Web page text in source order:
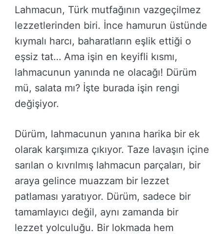
Lahmacun, Türk mutfağının vazgeçilmez
lezzetlerinden biri. İnce hamurun üstünde
kıymalı harcı, baharatların eşlik ettiği o
eşsiz tat… Ama işin en keyifli kısmı,
lahmacunun yanında ne olacağı! Dürüm
mü, salata mı? İşte burada işin rengi
değişiyor.
Dürüm, lahmacunun yanına harika bir ek
olarak karşımıza çıkıyor. Taze lavaşın içine
sarılan o kıvrılmış lahmacun parçaları, bir
araya gelince muazzam bir lezzet
patlaması yaratıyor. Dürüm, sadece bir
tamamlayıcı değil, aynı zamanda bir
lezzet yolculuğu. Bir lokmada hem